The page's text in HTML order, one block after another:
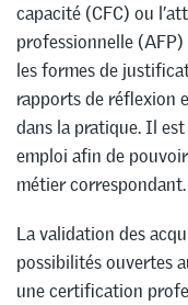
capacité (CFC) ou
professionnelle (AFP)
les formes de
rapports de réflexion
dans la pratique. Il est
emploi afin de
métier correspondant.
La validation des
possibilités ouvertes
une certification